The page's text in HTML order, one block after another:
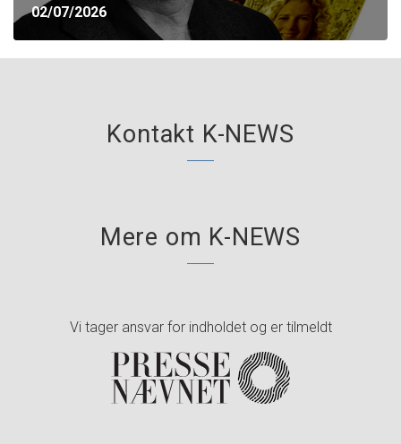
02/07/2026
Kontakt K-NEWS
Mere om K-NEWS
Vi tager ansvar for indholdet og er tilmeldt